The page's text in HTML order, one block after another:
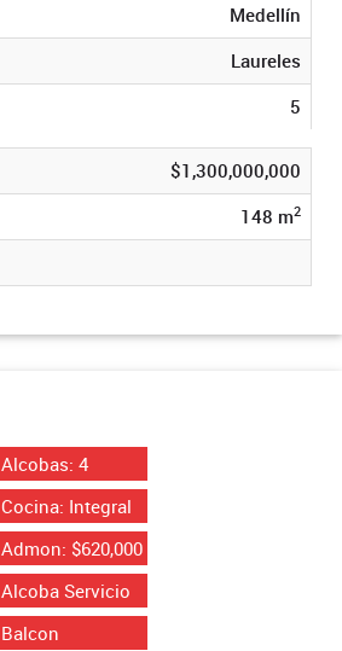
Medellín
Laureles
5
$1,300,000,000
148 m2
Alcobas: 4
Cocina: Integral
Admon: $620,000
Alcoba Servicio
Balcon